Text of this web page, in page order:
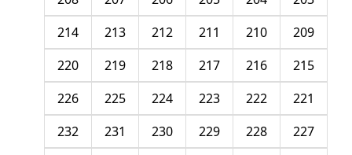
209
210
211
212
213
214
215
216
217
218
219
220
221
222
223
224
225
226
227
228
229
230
231
232